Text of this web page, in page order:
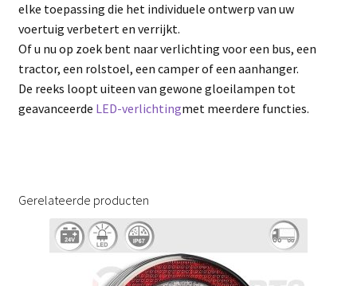
elke toepassing die het individuele ontwerp van uw
voertuig verbetert en verrijkt.
Of u nu op zoek bent naar verlichting voor een bus, een
tractor, een rolstoel, een camper of een aanhanger.
De reeks loopt uiteen van gewone gloeilampen tot
geavanceerde LED-verlichtingmet meerdere functies.
Gerelateerde producten